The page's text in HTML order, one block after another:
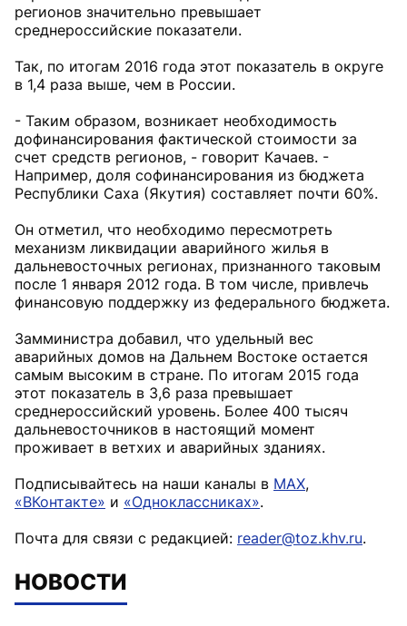
регионов значительно превышает
среднероссийские показатели.
Так, по итогам 2016 года этот показатель в округе
в 1,4 раза выше, чем в России.
- Таким образом, возникает необходимость
дофинансирования фактической стоимости за
счет средств регионов, - говорит Качаев. -
Например, доля софинансирования из бюджета
Республики Саха (Якутия) составляет почти 60%.
Он отметил, что необходимо пересмотреть
механизм ликвидации аварийного жилья в
дальневосточных регионах, признанного таковым
после 1 января 2012 года. В том числе, привлечь
финансовую поддержку из федерального бюджета.
Замминистра добавил, что удельный вес
аварийных домов на Дальнем Востоке остается
самым высоким в стране. По итогам 2015 года
этот показатель в 3,6 раза превышает
среднероссийский уровень. Более 400 тысяч
дальневосточников в настоящий момент
проживает в ветхих и аварийных зданиях.
Подписывайтесь на наши каналы в MAX,
«ВКонтакте» и «Одноклассниках».
Почта для связи с редакцией: reader@toz.khv.ru.
НОВОСТИ